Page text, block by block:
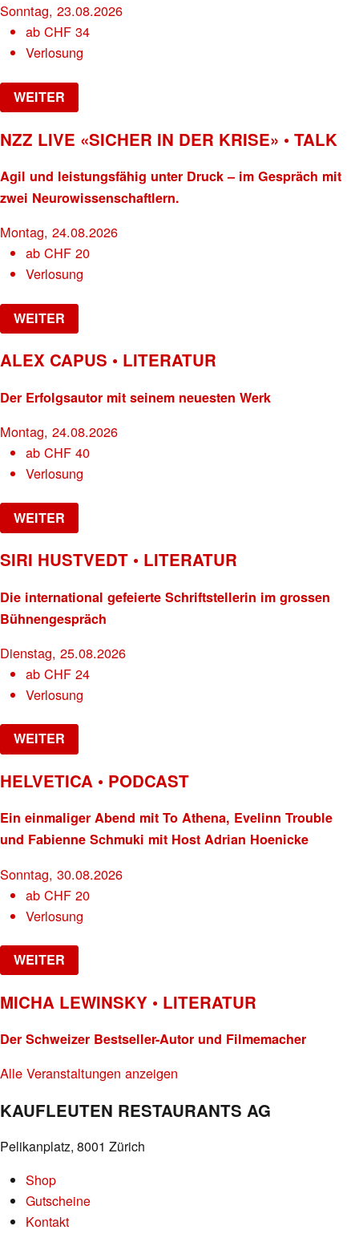
Sonntag, 23.08.2026
abCHF 34
Verlosung
WEITER
NZZ LIVE «SICHER IN DER KRISE» • TALK
Agil und leistungsfähig unter Druck – im Gespräch mit
zwei Neurowissenschaftlern.
Montag, 24.08.2026
abCHF 20
Verlosung
WEITER
ALEX CAPUS • LITERATUR
Der Erfolgsautor mit seinem neuesten Werk
Montag, 24.08.2026
abCHF 40
Verlosung
WEITER
SIRI HUSTVEDT • LITERATUR
Die international gefeierte Schriftstellerin im grossen
Bühnengespräch
Dienstag, 25.08.2026
abCHF 24
Verlosung
WEITER
HELVETICA • PODCAST
Ein einmaliger Abend mit To Athena, Evelinn Trouble
und Fabienne Schmuki mit Host Adrian Hoenicke
Sonntag, 30.08.2026
abCHF 20
Verlosung
WEITER
MICHA LEWINSKY • LITERATUR
Der Schweizer Bestseller-Autor und Filmemacher
Alle Veranstaltungen anzeigen
KAUFLEUTEN RESTAURANTS AG
Pelikanplatz, 8001 Zürich
Shop
Gutscheine
Kontakt